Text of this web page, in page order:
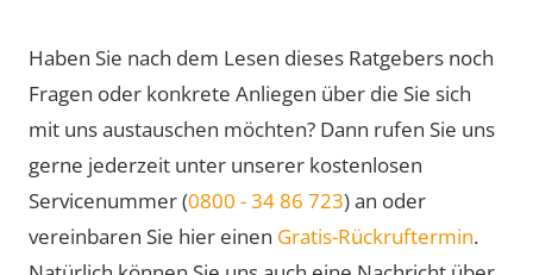
Haben Sie nach dem Lesen dieses Ratgebers noch
Fragen oder konkrete Anliegen über die Sie sich
mit uns austauschen möchten? Dann rufen Sie uns
gerne jederzeit unter unserer kostenlosen
Servicenummer (0800 - 34 86 723) an oder
vereinbaren Sie hier einen Gratis-Rückruftermin.